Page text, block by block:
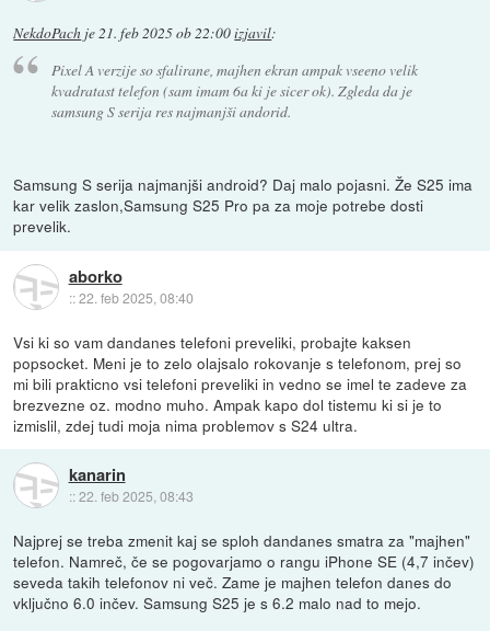
NekdoPach je21. feb 2025 ob 22:00izjavil:
Pixel A verzije so sfalirane, majhen ekran ampak vseeno velik
kvadratast telefon (sam imam 6a ki je sicer ok). Zgleda da je
samsung S serija res najmanjši andorid.
Samsung S serija najmanjši android? Daj malo pojasni. Že S25 ima
kar velik zaslon,Samsung S25 Pro pa za moje potrebe dosti
prevelik.
aborko
::22. feb 2025, 08:40
Vsi ki so vam dandanes telefoni preveliki, probajte kaksen
popsocket. Meni je to zelo olajsalo rokovanje s telefonom, prej so
mi bili prakticno vsi telefoni preveliki in vedno se imel te zadeve za
brezvezne oz. modno muho. Ampak kapo dol tistemu ki si je to
izmislil, zdej tudi moja nima problemov s S24 ultra.
kanarin
::22. feb 2025, 08:43
Najprej se treba zmenit kaj se sploh dandanes smatra za "majhen"
telefon. Namreč, če se pogovarjamo o rangu iPhone SE (4,7 inčev)
seveda takih telefonov ni več. Zame je majhen telefon danes do
vključno 6.0 inčev. Samsung S25 je s 6.2 malo nad to mejo.